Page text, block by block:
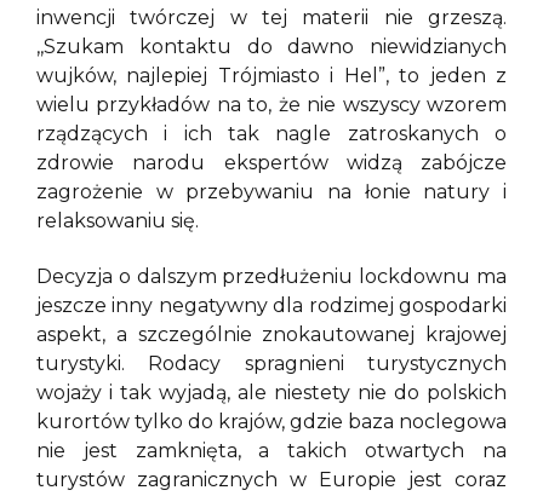
inwencji twórczej w tej materii nie grzeszą.
,,Szukam kontaktu do dawno niewidzianych
wujków, najlepiej Trójmiasto i Hel”, to jeden z
wielu przykładów na to, że nie wszyscy wzorem
rządzących i ich tak nagle zatroskanych o
zdrowie narodu ekspertów widzą zabójcze
zagrożenie w przebywaniu na łonie natury i
relaksowaniu się.
Decyzja o dalszym przedłużeniu lockdownu ma
jeszcze inny negatywny dla rodzimej gospodarki
aspekt, a szczególnie znokautowanej krajowej
turystyki. Rodacy spragnieni turystycznych
wojaży i tak wyjadą, ale niestety nie do polskich
kurortów tylko do krajów, gdzie baza noclegowa
nie jest zamknięta, a takich otwartych na
turystów zagranicznych w Europie jest coraz